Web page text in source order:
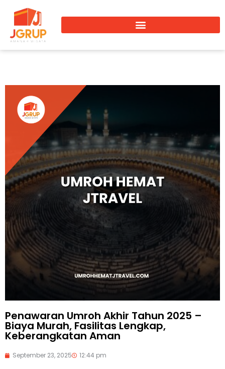
Penawaran Umroh Akhir Tahun 2025 –
Biaya Murah, Fasilitas Lengkap,
Keberangkatan Aman
September 23, 2025 12:44 pm